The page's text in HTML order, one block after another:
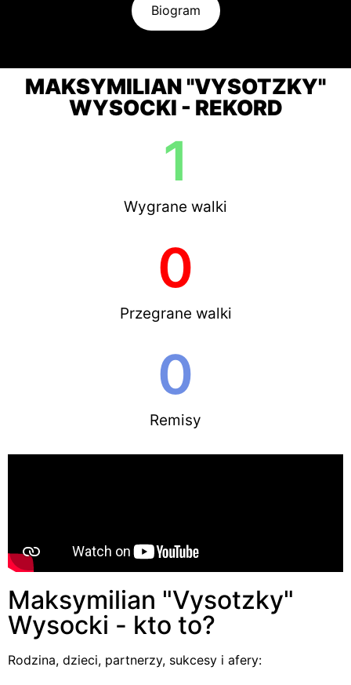
Biogram
MAKSYMILIAN "VYSOTZKY"
WYSOCKI - REKORD
Wygrane walki
1
Przegrane walki
0
Remisy
0
Maksymilian "Vysotzky"
Wysocki - kto to?
Rodzina, dzieci, partnerzy, sukcesy i afery: